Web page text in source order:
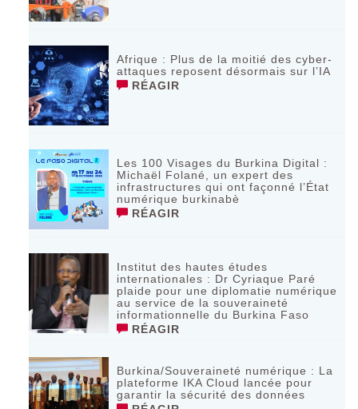
Afrique : Plus de la moitié des cyber-
attaques reposent désormais sur l’IA
RÉAGIR
Les 100 Visages du Burkina Digital :
Michaël Folané, un expert des
infrastructures qui ont façonné l’État
numérique burkinabè
RÉAGIR
Institut des hautes études
internationales : Dr Cyriaque Paré
plaide pour une diplomatie numérique
au service de la souveraineté
informationnelle du Burkina Faso
RÉAGIR
Burkina/Souveraineté numérique : La
plateforme IKA Cloud lancée pour
garantir la sécurité des données